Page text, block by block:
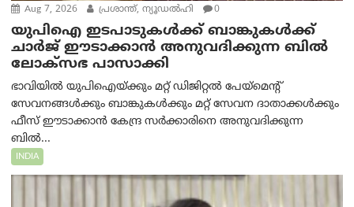
Aug 7, 2026 പ്രശാന്ത്, ന്യൂഡല്‍ഹി 0
യുപിഐ ഇടപാടുകൾക്ക് ബാങ്കുകൾക്ക്
ചാർജ് ഈടാക്കാൻ അനുവദിക്കുന്ന ബിൽ
ലോക്‌സഭ പാസാക്കി
ഭാവിയിൽ യുപിഐയ്ക്കും മറ്റ് ഡിജിറ്റൽ പേയ്‌മെന്റ്
സേവനങ്ങൾക്കും ബാങ്കുകൾക്കും മറ്റ് സേവന ദാതാക്കൾക്കും
ഫീസ് ഈടാക്കാൻ കേന്ദ്ര സർക്കാരിനെ അനുവദിക്കുന്ന
ബിൽ...
INDIA